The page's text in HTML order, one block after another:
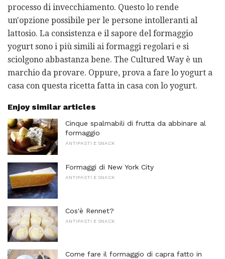
processo di invecchiamento. Questo lo rende
un'opzione possibile per le persone intolleranti al
lattosio. La consistenza e il sapore del formaggio
yogurt sono i più simili ai formaggi regolari e si
sciolgono abbastanza bene. The Cultured Way è un
marchio da provare. Oppure, prova a fare lo yogurt a
casa con questa ricetta fatta in casa con lo yogurt.
Enjoy similar articles
Cinque spalmabili di frutta da abbinare al
formaggio
ANTIPASTI E SNACK
Formaggi di New York City
ANTIPASTI E SNACK
Cos'è Rennet?
ANTIPASTI E SNACK
Come fare il formaggio di capra fatto in